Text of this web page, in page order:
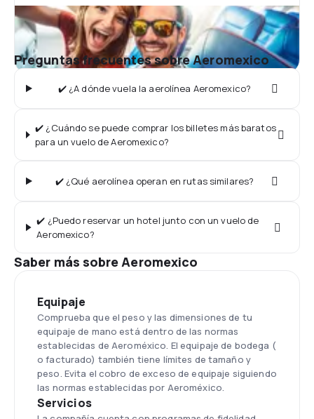
Preguntas frecuentes sobre Aeromexico
✔️ ¿A dónde vuela la aerolínea Aeromexico?
✔️ ¿Cuándo se puede comprar los billetes más baratos
para un vuelo de Aeromexico?
✔️ ¿Qué aerolínea operan en rutas similares?
✔️ ¿Puedo reservar un hotel junto con un vuelo de
Aeromexico?
Saber más sobre Aeromexico
Equipaje
Comprueba que el peso y las dimensiones de tu
equipaje de mano está dentro de las normas
establecidas de Aeroméxico. El equipaje de bodega (
o facturado) también tiene límites de tamaño y
peso. Evita el cobro de exceso de equipaje siguiendo
las normas establecidas por Aeroméxico.
Servicios